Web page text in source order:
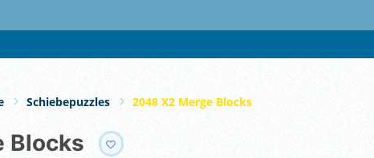
Schiebepuzzles 2048 X2 Merge Blocks
Blocks